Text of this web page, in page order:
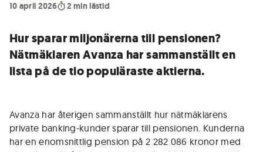
10 april 2026
2 min lästid
Hur sparar miljonärerna till pensionen?
Nätmäklaren Avanza har sammanställt en
lista på de tio populäraste aktierna.
Avanza har återigen sammanställt hur nätmäklarens
private banking-kunder sparar till pensionen. Kunderna
har en enomsnittlig pension på 2 282 086 kronor med